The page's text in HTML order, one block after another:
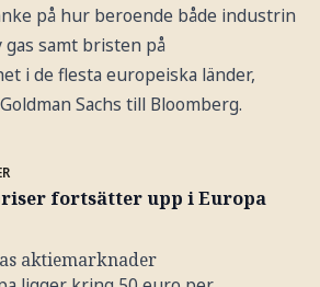
på hur beroende både industrin
samt bristen på
i de flesta europeiska länder,
Sachs till Bloomberg.
fortsätter upp i Europa
aktiemarknader